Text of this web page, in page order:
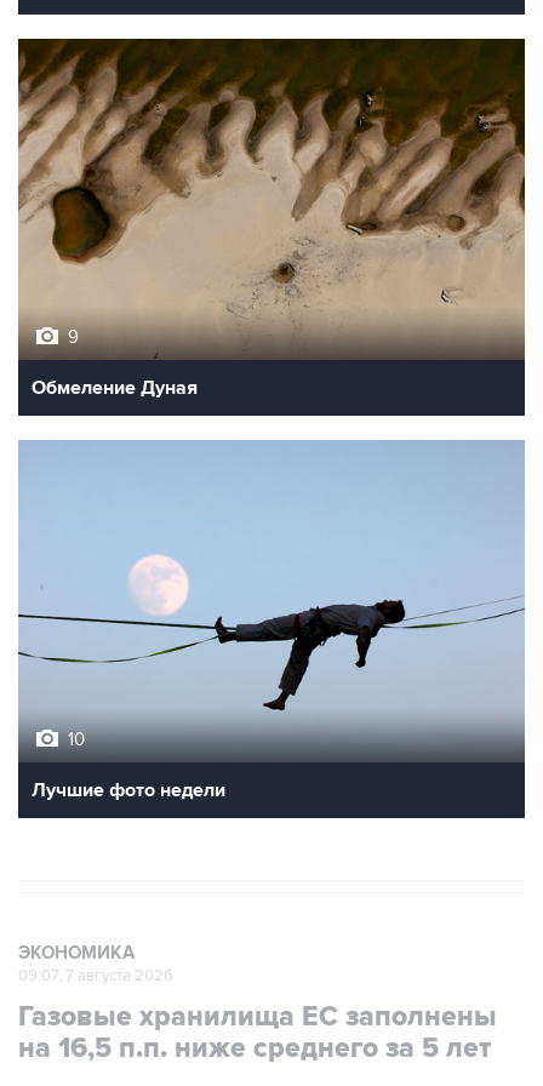
9
Обмеление Дуная
10
Лучшие фото недели
ЭКОНОМИКА
09:07, 7 августа 2026
Газовые хранилища ЕС заполнены
на 16,5 п.п. ниже среднего за 5 лет